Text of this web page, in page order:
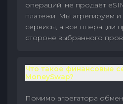
операций, не продаёт
платежи. Мы агрегируем и
сервисы, а все операции
стороне выбранного
Что такое финансовые
MoneySwap?
Помимо агрегатора